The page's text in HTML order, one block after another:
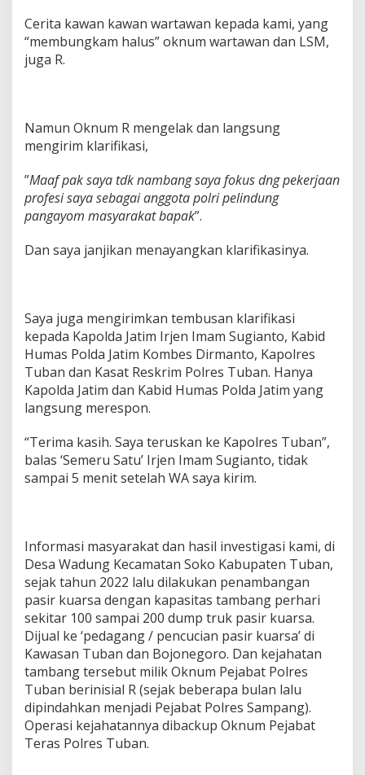
Cerita kawan kawan wartawan kepada kami, yang
“membungkam halus” oknum wartawan dan LSM,
juga R.
Namun Oknum R mengelak dan langsung
mengirim klarifikasi,
”Maaf pak saya tdk nambang saya fokus dng pekerjaan
profesi saya sebagai anggota polri pelindung
pangayom masyarakat bapak”.
Dan saya janjikan menayangkan klarifikasinya.
Saya juga mengirimkan tembusan klarifikasi
kepada Kapolda Jatim Irjen Imam Sugianto, Kabid
Humas Polda Jatim Kombes Dirmanto, Kapolres
Tuban dan Kasat Reskrim Polres Tuban. Hanya
Kapolda Jatim dan Kabid Humas Polda Jatim yang
langsung merespon.
“Terima kasih. Saya teruskan ke Kapolres Tuban”,
balas ‘Semeru Satu’ Irjen Imam Sugianto, tidak
sampai 5 menit setelah WA saya kirim.
Informasi masyarakat dan hasil investigasi kami, di
Desa Wadung Kecamatan Soko Kabupaten Tuban,
sejak tahun 2022 lalu dilakukan penambangan
pasir kuarsa dengan kapasitas tambang perhari
sekitar 100 sampai 200 dump truk pasir kuarsa.
Dijual ke ‘pedagang / pencucian pasir kuarsa’ di
Kawasan Tuban dan Bojonegoro. Dan kejahatan
tambang tersebut milik Oknum Pejabat Polres
Tuban berinisial R (sejak beberapa bulan lalu
dipindahkan menjadi Pejabat Polres Sampang).
Operasi kejahatannya dibackup Oknum Pejabat
Teras Polres Tuban.